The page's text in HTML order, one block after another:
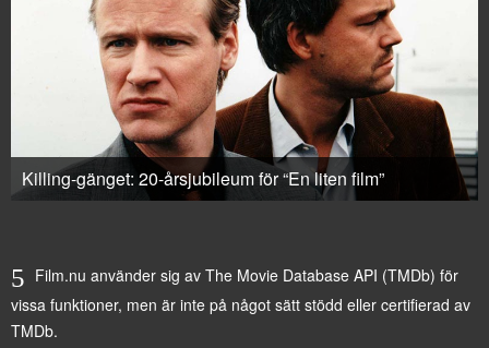
Killing-gänget: 20-årsjubileum för “En liten film”
Film.nu använder sig av The Movie Database API (TMDb) för
vissa funktioner, men är inte på något sätt stödd eller certifierad av
TMDb.